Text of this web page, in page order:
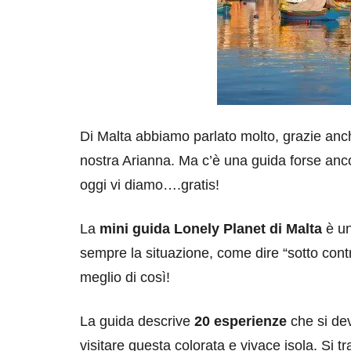
Di Malta abbiamo parlato molto, grazie
nostra Arianna. Ma c’è una guida forse
oggi vi diamo….gratis!
La mini guida Lonely Planet di Malta è
sempre la situazione, come dire “sotto
meglio di così!
La guida descrive 20 esperienze che si
visitare questa colorata e vivace isola. Si